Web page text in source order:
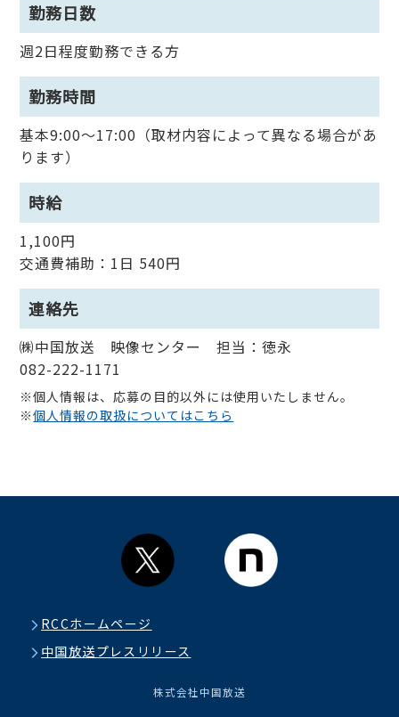
勤務日数
週2日程度勤務できる方
勤務時間
基本9:00～17:00（取材内容によって異なる場合があ
ります）
時給
1,100円
交通費補助：1日 540円
連絡先
㈱中国放送 映像センター 担当：徳永
082-222-1171
※個人情報は、応募の目的以外には使用いたしません。
※個人情報の取扱についてはこちら
RCCホームページ
中国放送プレスリリース
株式会社中国放送